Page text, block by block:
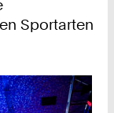
Sportarten